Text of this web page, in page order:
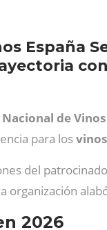
España
de Vinos
para los
del
organización
2026